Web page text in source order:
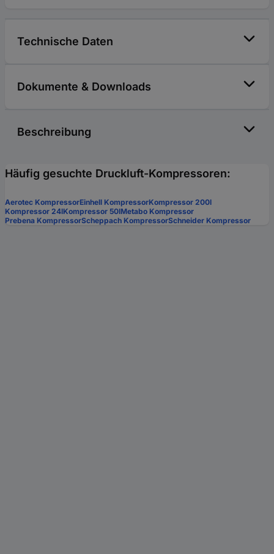
Technische Daten
Dokumente & Downloads
Beschreibung
Häufig gesuchte Druckluft-Kompressoren:
Aerotec KompressorEinhell KompressorKompressor 200l
Kompressor 24lKompressor 50lMetabo Kompressor
Prebena KompressorScheppach KompressorSchneider Kompressor